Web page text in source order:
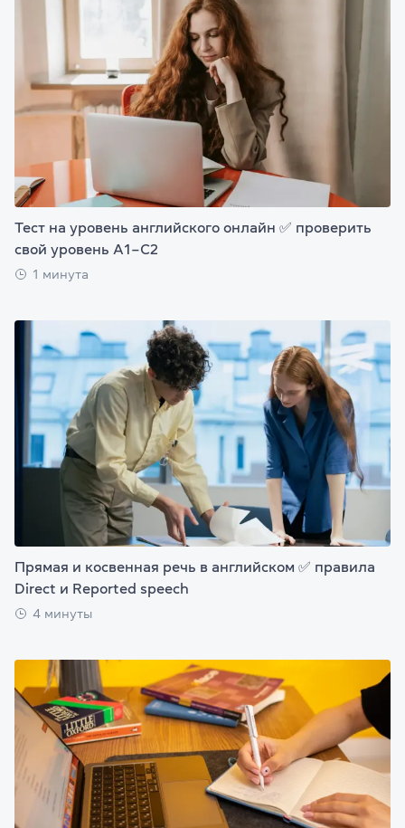
Тест на уровень английского онлайн ✅ проверить
свой уровень А1–С2
1 минута
Прямая и косвенная речь в английском ✅ правила
Direct и Reported speech
4 минуты